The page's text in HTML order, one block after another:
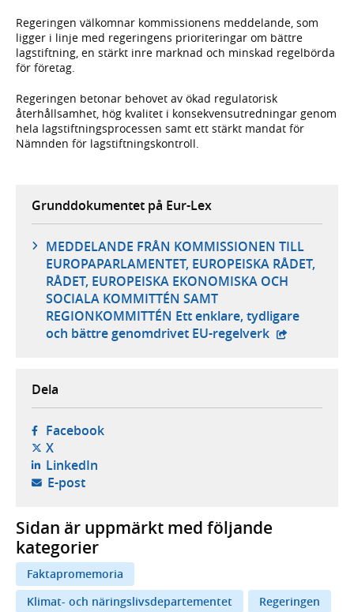
Regeringen välkomnar kommissionens meddelande, som
ligger i linje med regeringens prioriteringar om bättre
lagstiftning, en stärkt inre marknad och minskad regelbörda
för företag.
Regeringen betonar behovet av ökad regulatorisk
återhållsamhet, hög kvalitet i konsekvensutredningar genom
hela lagstiftningsprocessen samt ett stärkt mandat för
Nämnden för lagstiftningskontroll.
Grunddokumentet på Eur-Lex
MEDDELANDE FRÅN KOMMISSIONEN TILL
EUROPAPARLAMENTET, EUROPEISKA RÅDET,
RÅDET, EUROPEISKA EKONOMISKA OCH
SOCIALA KOMMITTÉN SAMT
REGIONKOMMITTÉN Ett enklare, tydligare
och bättre genomdrivet EU-regelverk - extern
Dela
Facebook- öppnas i ny flik, extern webbplats,
X- öppnas i ny flik, extern webbplats,
LinkedIn- öppnas i ny flik, extern webbplats,
E-post- öppnar din e-postklient,
Sidan är uppmärkt med följande
kategorier
Faktapromemoria
Klimat- och näringslivsdepartementet
Regeringen